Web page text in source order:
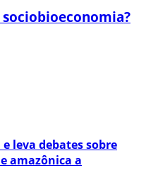
leva debates sobre
amazônica a